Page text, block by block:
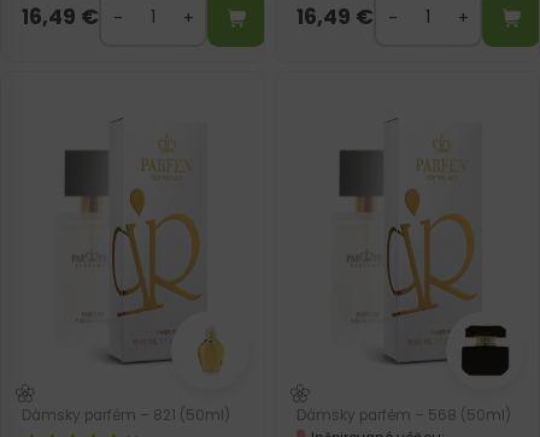
16,49 € 16,49 €
Dámsky parfém – 821 (50ml)
Dámsky parfém – 568 (50ml)